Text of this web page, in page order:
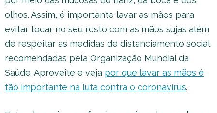
olhos. Assim, é importante lavar as mãos para
evitar tocar no seu rosto com as mãos sujas além
de respeitar as medidas de distanciamento social
recomendadas pela Organização Mundial da
Saúde. Aproveite e veja por que lavar as mãos é
tão importante na luta contra o coronavírus.